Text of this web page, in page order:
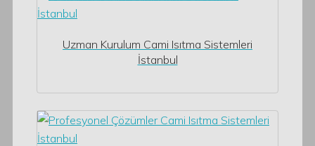
Uzman Kurulum Cami Isıtma Sistemleri
İstanbul